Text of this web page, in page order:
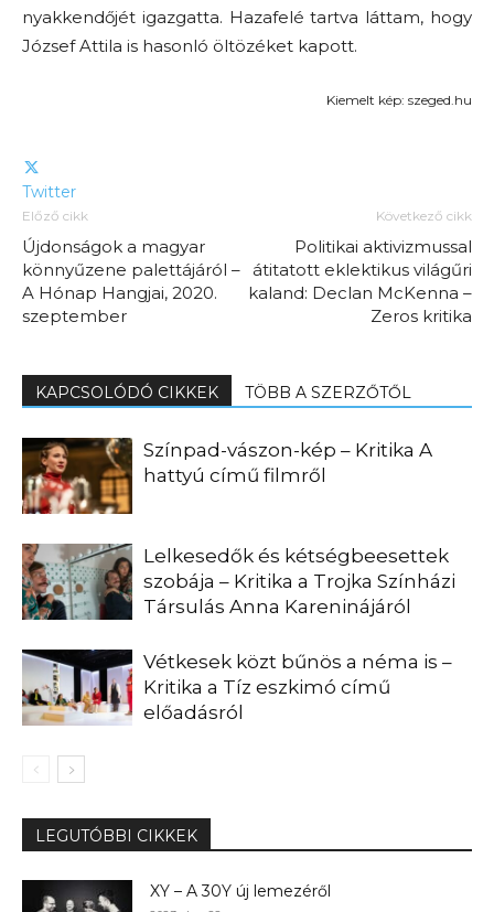
nyakkendőjét igazgatta. Hazafelé tartva láttam, hogy
József Attila is hasonló öltözéket kapott.
Kiemelt kép: szeged.hu
Twitter
Előző cikk
Újdonságok a magyar
könnyűzene palettájáról –
A Hónap Hangjai, 2020.
szeptember
Következő cikk
Politikai aktivizmussal
átitatott eklektikus világűri
kaland: Declan McKenna –
Zeros kritika
KAPCSOLÓDÓ CIKKEK TÖBB A SZERZŐTŐL
Színpad-vászon-kép – Kritika A
hattyú című filmről
Lelkesedők és kétségbeesettek
szobája – Kritika a Trojka Színházi
Társulás Anna Kareninájáról
Vétkesek közt bűnös a néma is –
Kritika a Tíz eszkimó című
előadásról
LEGUTÓBBI CIKKEK
XY – A 30Y új lemezéről